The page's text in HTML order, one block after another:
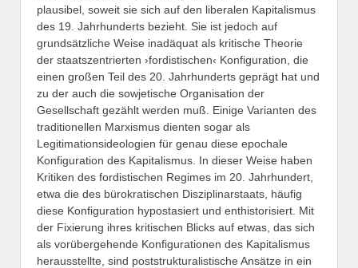
plausibel, soweit sie sich auf den liberalen Kapitalismus
des 19. Jahrhunderts bezieht. Sie ist jedoch auf
grundsätzliche Weise inadäquat als kritische Theorie
der staatszentrierten ›fordistischen‹ Konfiguration, die
einen großen Teil des 20. Jahrhunderts geprägt hat und
zu der auch die sowjetische Organisation der
Gesellschaft gezählt werden muß. Einige Varianten des
traditionellen Marxismus dienten sogar als
Legitimationsideologien für genau diese epochale
Konfiguration des Kapitalismus. In dieser Weise haben
Kritiken des fordistischen Regimes im 20. Jahrhundert,
etwa die des bürokratischen Disziplinarstaats, häufig
diese Konfiguration hypostasiert und enthistorisiert. Mit
der Fixierung ihres kritischen Blicks auf etwas, das sich
als vorübergehende Konfigurationen des Kapitalismus
herausstellte, sind poststrukturalistische Ansätze in ein